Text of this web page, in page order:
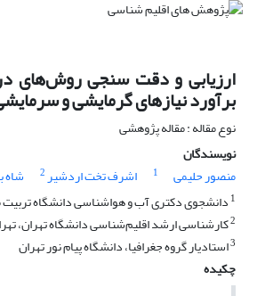
ارزیابی و دقت سنجی روش‌های
برآورد نیازهای گرمایشی و
نوع مقاله : مقاله پژوهشی
نویسندگان
منصور حلیمی
1 اشرف تخت اردشیر2 شاه
1 دانشجوی دکتری آب و هواشناسی دانشگاه
2کارشناسی ارشد اقلیم‌شناسی دانشگاه تهران،
3استادیار گروه جغرافیا، دانشگاه پیام نور تهران
چکیده